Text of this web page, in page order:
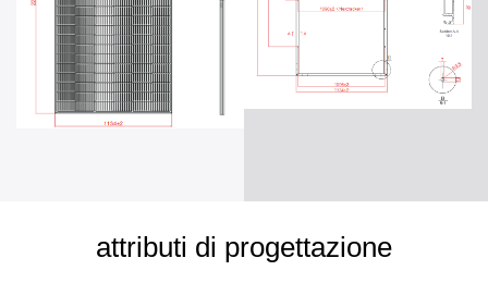
attributi di progettazione